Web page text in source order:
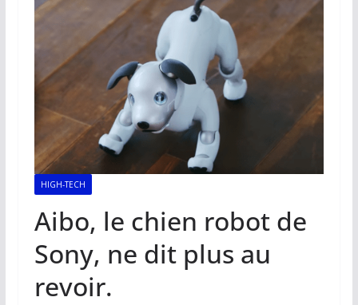
HIGH-TECH
Aibo, le chien robot de
Sony, ne dit plus au
revoir.